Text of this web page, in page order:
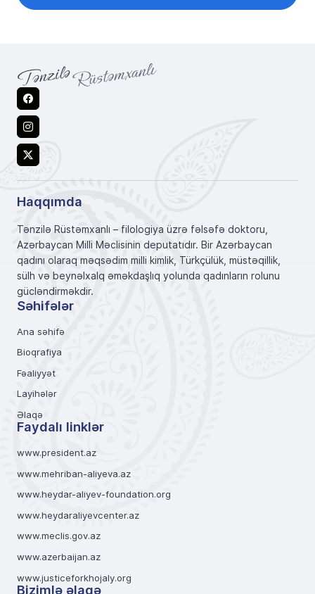
Facebook
Instagram
X
Haqqımda
Tənzilə Rüstəmxanlı – filologiya üzrə fəlsəfə doktoru,
Azərbaycan Milli Məclisinin deputatıdır. Bir Azərbaycan
qadını olaraq məqsədim milli kimlik, Türkçülük, müstəqillik,
sülh və beynəlxalq əməkdaşlıq yolunda qadınların rolunu
gücləndirməkdir.
Səhifələr
Ana səhifə
Bioqrafiya
Fəaliyyət
Layihələr
Əlaqə
Faydalı linklər
www.president.az
www.mehriban-aliyeva.az
www.heydar-aliyev-foundation.org
www.heydaraliyevcenter.az
www.meclis.gov.az
www.azerbaijan.az
www.justiceforkhojaly.org
Bizimlə əlaqə